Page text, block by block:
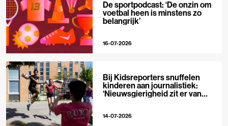
De sportpodcast: ‘De onzin om
voetbal heen is minstens zo
belangrijk’
16-07-2026
Bij Kidsreporters snuffelen
kinderen aan journalistiek:
‘Nieuwsgierigheid zit er van
14-07-2026